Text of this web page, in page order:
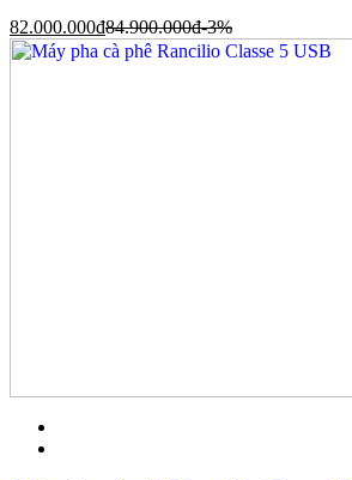
82.000.000đ84.900.000đ-3%